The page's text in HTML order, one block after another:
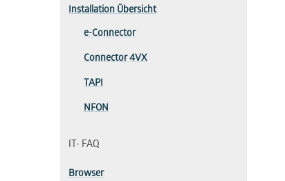
Installation Übersicht
e-Connector
Connector 4VX
TAPI
NFON
IT- FAQ
Browser